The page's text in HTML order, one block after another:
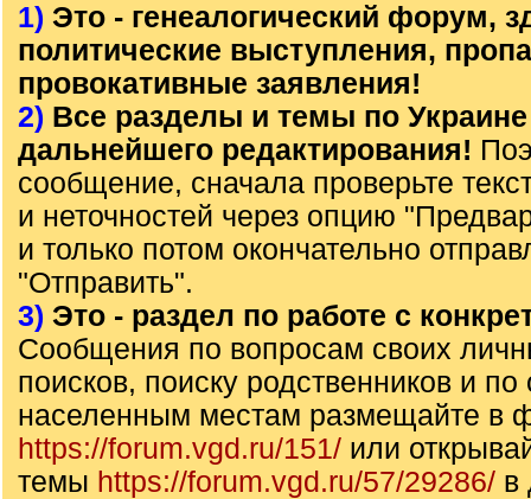
1) Это - генеалогический форум,
политические выступления,
провокативные заявления!
2) Все разделы и темы по
дальнейшего редактирования!
сообщение, сначала проверьте
и неточностей через опцию
и только потом окончательно
"Отправить".
3) Это - раздел по работе с
Сообщения по вопросам своих
поисков, поиску родственников и
населенным местам размещайте в
https://forum.vgd.ru/151/ или
темы https://forum.vgd.ru/57/29286/ в